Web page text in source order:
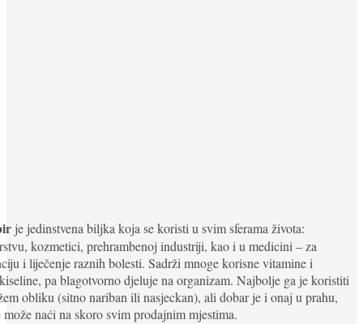
je jedinstvena biljka koja se koristi u svim sferama života:
kozmetici, prehrambenoj industriji, kao i u medicini – za
i liječenje raznih bolesti. Sadrži mnoge korisne vitamine i
pa blagotvorno djeluje na organizam. Najbolje ga je koristiti
obliku (sitno nariban ili nasjeckan), ali dobar je i onaj u prahu,
naći na skoro svim prodajnim mjestima.